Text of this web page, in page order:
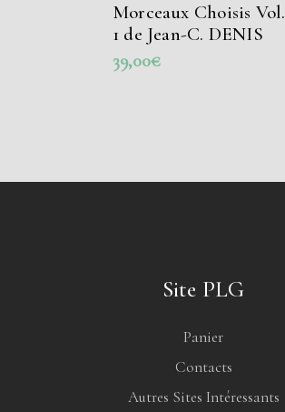
Morceaux Choisis Vol.
1 de Jean-C. DENIS
39,00€
Site PLG
Panier
Contacts
Autres Sites Intéressants